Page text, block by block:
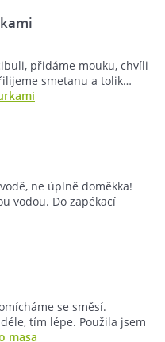
přidáme mouku, chvíli
smetanu a tolik…
ne úplně doměkka!
vodou. Do zapékací
se směsí.
tím lépe. Použila jsem
masa